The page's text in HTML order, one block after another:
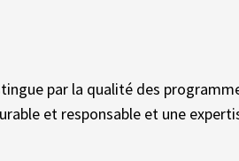
par la qualité des
et responsable et une